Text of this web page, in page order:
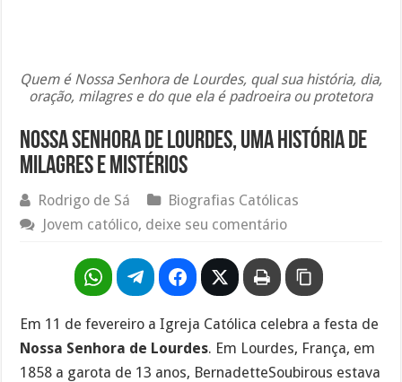
Quem é Nossa Senhora de Lourdes, qual sua história, dia,
oração, milagres e do que ela é padroeira ou protetora
Nossa Senhora de Lourdes, uma história de
milagres e mistérios
Rodrigo de Sá
Biografias Católicas
Jovem católico, deixe seu comentário
Em 11 de fevereiro a Igreja Católica celebra a festa de
Nossa Senhora de Lourdes. Em Lourdes, França, em
1858 a garota de 13 anos, BernadetteSoubirous estava